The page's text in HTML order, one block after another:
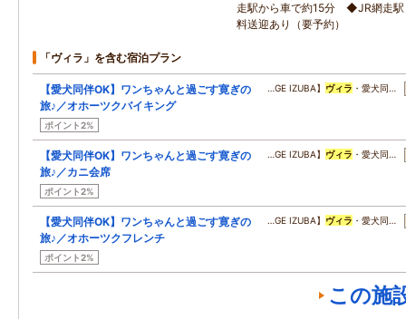
走駅から車で約15分 ◆JR網走駅
料送迎あり（要予約）
「ヴィラ」を含む宿泊プラン
【愛犬同伴OK】ワンちゃんと過ごす寛ぎの
旅♪／オホーツクバイキング
ポイント2%
…GE IZUBA】 ヴィラ ・愛犬同…
【愛犬同伴OK】ワンちゃんと過ごす寛ぎの
旅♪／カニ会席
ポイント2%
…GE IZUBA】 ヴィラ ・愛犬同…
【愛犬同伴OK】ワンちゃんと過ごす寛ぎの
旅♪／オホーツクフレンチ
ポイント2%
…GE IZUBA】 ヴィラ ・愛犬同…
この施